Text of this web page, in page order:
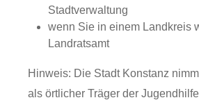
Stadtverwaltung
wenn Sie in einem Landkreis
Landratsamt
Hinweis: Die Stadt Konstanz
als örtlicher Träger der